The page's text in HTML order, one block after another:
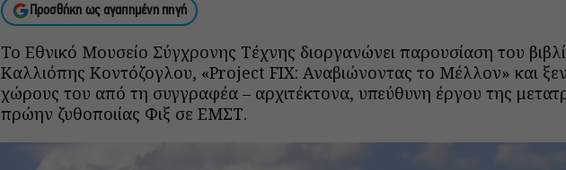
Προσθήκη ως αγαπημένη πηγή
Το Εθνικό Μουσείο Σύγχρονης Τέχνης διοργανώνει παρουσίαση του
Καλλιόπης Κοντόζογλου, «Project FIX: Αναβιώνοντας το Μέλλον» και
χώρους του από τη συγγραφέα – αρχιτέκτονα, υπεύθυνη έργου της
πρώην ζυθοποιίας Φιξ σε ΕΜΣΤ.